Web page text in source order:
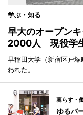
学ぶ・知る
早大のオープン
2000人 現役学
早稲田大学（新宿区戸
われた。
暮らす・
ゆるバ